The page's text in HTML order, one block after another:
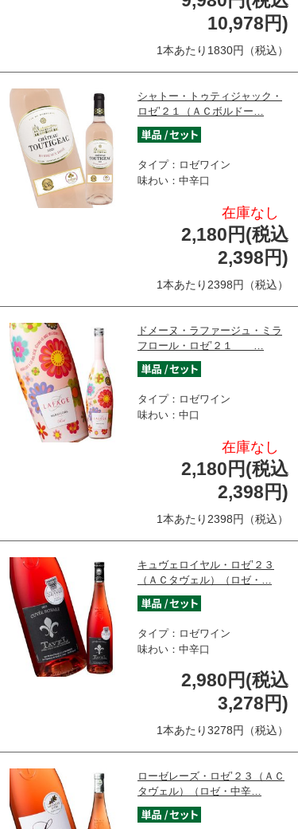
10,978円)
1本あたり1830円（税込）
シャトー・トゥティジャック・
ロゼ’２１（ＡＣボルドー…
タイプ：ロゼワイン
味わい：中辛口
在庫なし
2,180円(税込
2,398円)
1本あたり2398円（税込）
ドメーヌ・ラファージュ・ミラ
フロール・ロゼ’２１ …
タイプ：ロゼワイン
味わい：中口
在庫なし
2,180円(税込
2,398円)
1本あたり2398円（税込）
キュヴェロイヤル・ロゼ’２３
（ＡＣタヴェル）（ロゼ・…
タイプ：ロゼワイン
味わい：中辛口
2,980円(税込
3,278円)
1本あたり3278円（税込）
ローゼレーズ・ロゼ’２３（ＡＣ
タヴェル）（ロゼ・中辛…